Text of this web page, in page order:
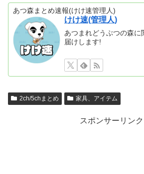
あつ森まとめ速報(けけ速管理人)
けけ速(管理人)
あつまれどうぶつの森に
届けします!
2ch/5chまとめ 家具、アイテム
スポンサーリンク